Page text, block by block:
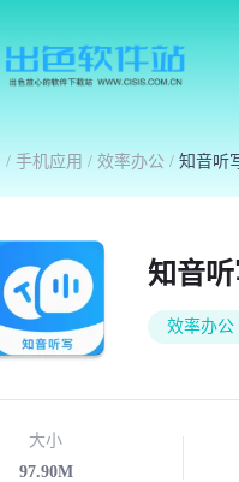
/ 手机应用 / 效率办公 / 知音听
知音
效率办公
大小
97.90M